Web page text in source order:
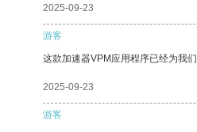
2025-09-23
游客
这款加速器VPM应用程序已经为我
2025-09-23
游客